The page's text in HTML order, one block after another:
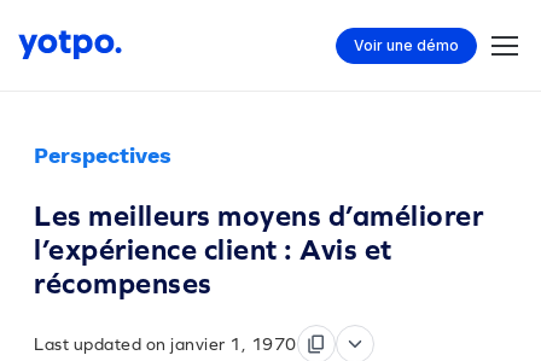
Voir une démo
Perspectives
Les meilleurs moyens d’améliorer
l’expérience client : Avis et
récompenses
Last updated on janvier 1, 1970